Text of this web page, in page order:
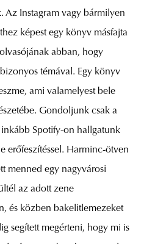
Az Instagram vagy bármilyen
képest egy könyv másfajta
abban, hogy
témával. Egy könyv
ami valamelyest bele
Gondoljunk csak a
Spotify-on hallgatunk
erőfeszítéssel. Harminc-ötven
menned egy nagyvárosi
az adott zene
és közben bakelitlemezeket
segített megérteni, hogy mi is